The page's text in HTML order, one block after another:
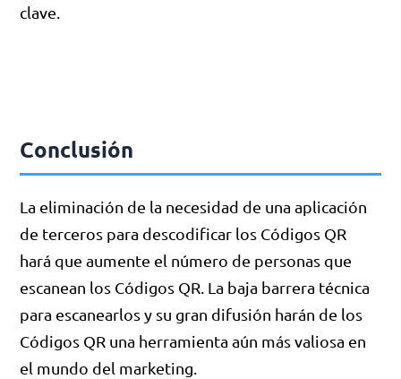
clave.
Conclusión
La eliminación de la necesidad de una aplicación
de terceros para descodificar los Códigos QR
hará que aumente el número de personas que
escanean los Códigos QR. La baja barrera técnica
para escanearlos y su gran difusión harán de los
Códigos QR una herramienta aún más valiosa en
el mundo del marketing.